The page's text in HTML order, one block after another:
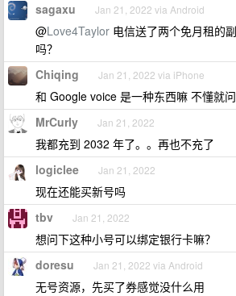
sagaxu Jan 21, 2022 via Android
@Love4Taylor 电信送了两个免月租的
吗？
Chiqing Jan 21, 2022 via iPhone
和 Google voice 是一种东西嘛 不懂就问
MrCurly Jan 21, 2022
我都充到 2032 年了。。再也不充了
logiclee Jan 21, 2022
现在还能买新号吗
tbv Jan 21, 2022
想问下这种小号可以绑定银行卡嘛？
doresu Jan 21, 2022 via Android
无号资源，先买了券感觉没什么用